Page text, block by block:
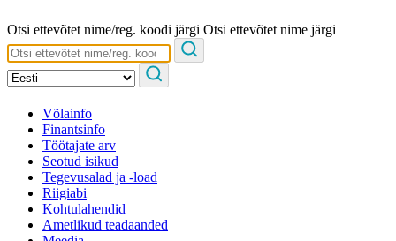
Otsi ettevõtet nime/reg. koodi järgi Otsi ettevõtet nime järgi
Võlainfo
Finantsinfo
Töötajate arv
Seotud isikud
Tegevusalad ja -load
Riigiabi
Kohtulahendid
Ametlikud teadaanded